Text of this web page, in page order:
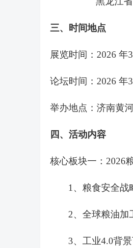
三、时间地点
展览时间： 2026 年3
论坛时间： 2026 年3
举办地点：济南黄
四 、 活动内容
核心板块一： 2026
1、粮食安全战
2、全球粮油加
3、工业4.0背